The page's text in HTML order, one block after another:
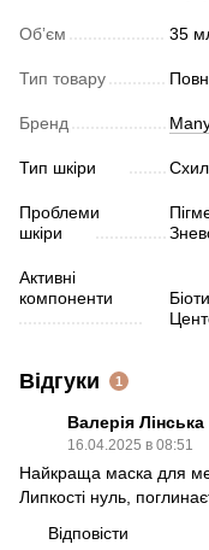
Обʼєм 35
Тип товару
Бренд
Тип шкіри
Проблеми
шкіри
Активні
компоненти
Відгуки 1
Валерія Лінська
16.04.2025 в 08:51
Найкраща маска для
Липкості нуль,
Відповісти